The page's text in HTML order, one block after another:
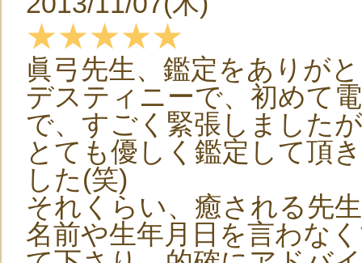
★★★★★
眞弓先生、鑑定をありが
デスティニーで、初めて
で、すごく緊張しました
とても優しく鑑定して頂
した(笑)
それくらい、癒される先
名前や生年月日を言わな